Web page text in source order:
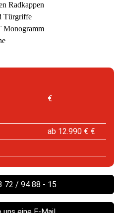
Radkappen
Türgriffe
Monogramm
€
ab 12.990 € €
72 / 94 88 - 15